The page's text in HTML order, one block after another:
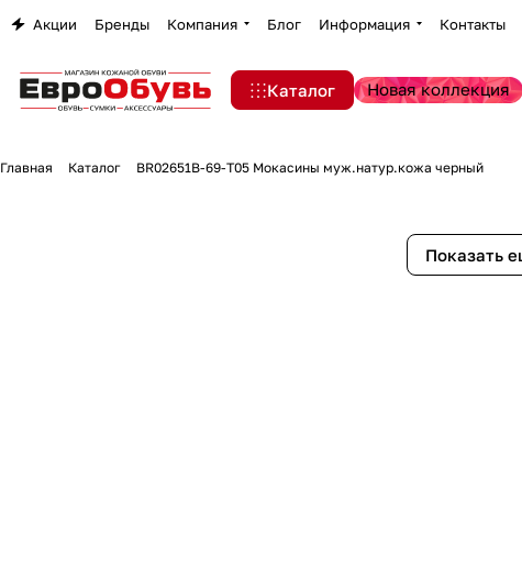
Акции Бренды Компания Блог Информация Контакты
Каталог Новая коллекция
Главная Каталог BR02651B-69-T05 Мокасины муж.натур.кожа черный
Показать